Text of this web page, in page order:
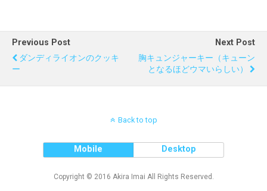
Previous Post
ダンディライオンのクッキ
ー
Next Post
胸キュンジャーキー（キューン
となるほどウマいらしい）
Back to top
Mobile Desktop
Copyright © 2016 Akira Imai All Rights Reserved.